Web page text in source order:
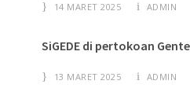
14 MARET 2025 ADMIN
SiGEDE di pertokoan
13 MARET 2025 ADMIN